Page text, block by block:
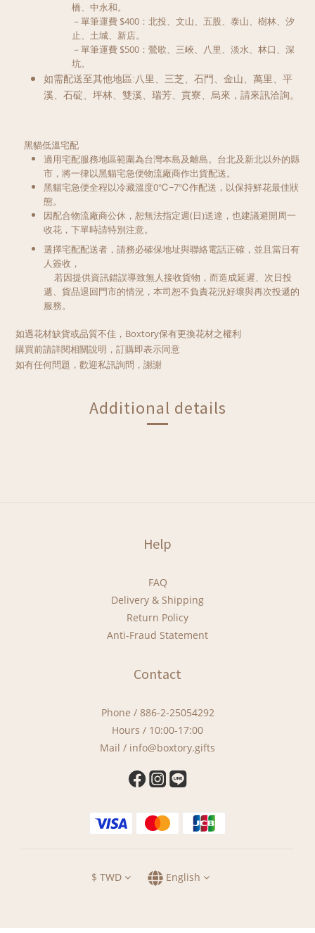
橋、中永和。
－單筆運費 $400：北投、文山、五股、泰山、樹林、汐
止、土城、新店。
－單筆運費 $500：鶯歌、三峽、八里、淡水、林口、 深
坑。
如需配送至其他地區:八里、三芝、石門、金山、萬里、平
溪、石碇、坪林、雙溪、瑞芳、貢寮、烏來，請來訊洽詢。
黑貓低溫宅配
適用宅配服務地區範圍為台灣本島及離島。台北及新北以外的縣
市，將一律以黑貓宅急便物流廠商作出貨配送。
黑貓宅急便全程以冷藏溫度0℃~7℃作配送，以保持鮮花最佳狀
態。
因配合物流廠商公休， 恕無法指定週(日)送達 ，也建議避開周一
收花，下單時請特別注意。
選擇宅配配送者，請務必確保地址與聯絡電話正確，並且當日有
人簽收，
若因提供資訊錯誤導致無人接收貨物，而造成延遲、次日投
遞、貨品退回門市的情況，本司恕不負責花況好壞與再次投遞的
服務。
如遇花材缺貨或品質不佳，Boxtory保有更換花材之權利
購買前請詳閱相關說明，訂購即表示同意
如有任何問題，歡迎私訊詢問，謝謝
Additional details
Help
FAQ
Delivery & Shipping
Return Policy
Anti-Fraud Statement
Contact
Phone / 886-2-25054292
Hours / 10:00-17:00
Mail / info@boxtory.gifts
$ TWD English